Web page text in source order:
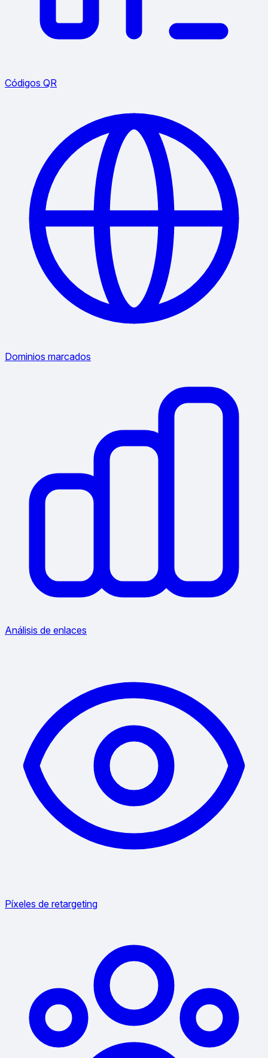
Códigos QR
Dominios marcados
Análisis de enlaces
Píxeles de retargeting